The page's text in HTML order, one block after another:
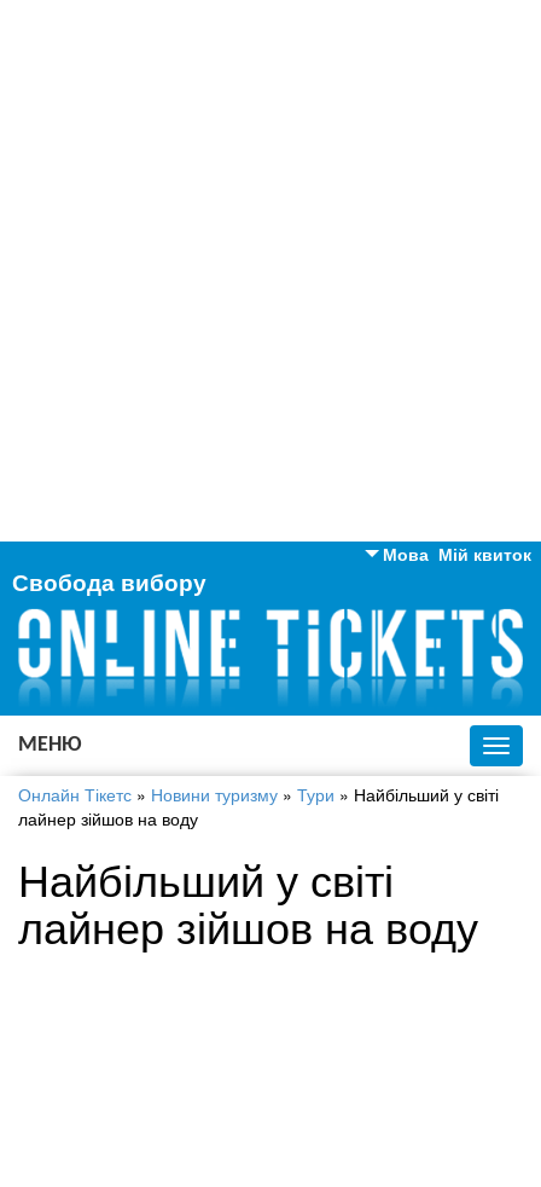
Мій квиток
Мова
Англійська
Російська
Українська
Свобода вибору
МЕНЮ
Онлайн Тікетс » Новини туризму » Тури » Найбільший у світі
лайнер зійшов на воду
Найбільший у світі
лайнер зійшов на воду